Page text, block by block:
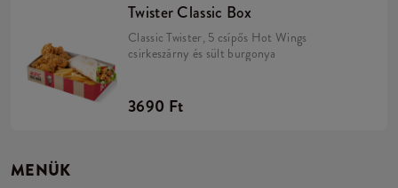
Twister Classic Box
Classic Twister, 5 csípős Hot Wings
csirkeszárny és sült burgonya
3690 Ft
MENÜK